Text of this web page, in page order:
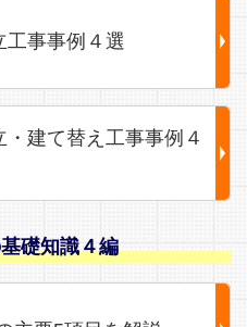
工事事例４選
建て替え工事事例４
礎知識４編